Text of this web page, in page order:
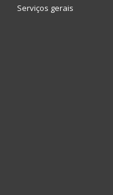
Serviços gerais